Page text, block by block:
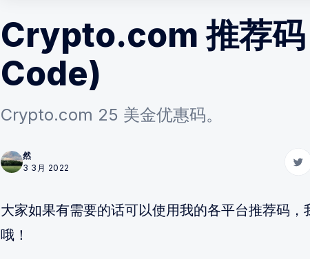
Crypto.com 推荐
Code)
Crypto.com 25 美金优惠码。
然
3 3月 2022
大家如果有需要的话可以使用我的各平台推荐码，
哦！